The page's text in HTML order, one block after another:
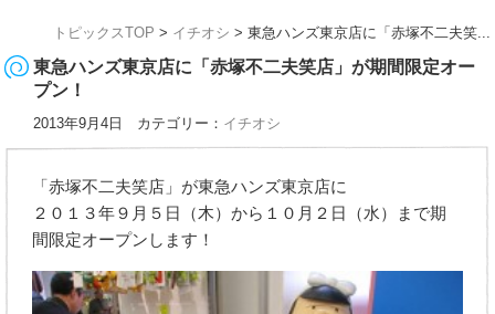
トピックスTOP > イチオシ > 東急ハンズ東京店に「赤塚不二夫笑...
東急ハンズ東京店に「赤塚不二夫笑店」が期間限定オー
プン！
2013年9月4日 カテゴリー： イチオシ
「赤塚不二夫笑店」が東急ハンズ東京店に
２０１３年９月５日（木）から１０月２日（水）まで期
間限定オープンします！